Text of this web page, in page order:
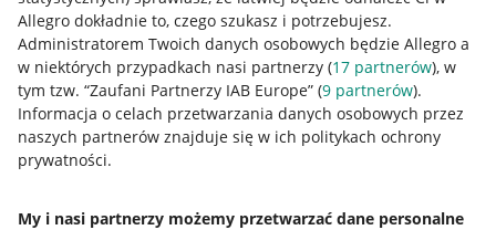
Allegro dokładnie to, czego szukasz i potrzebujesz.
Administratorem Twoich danych osobowych będzie Allegro a
w niektórych przypadkach nasi partnerzy (17 partnerów), w
tym tzw. “Zaufani Partnerzy IAB Europe” (9 partnerów).
Informacja o celach przetwarzania danych osobowych przez
naszych partnerów znajduje się w ich politykach ochrony
prywatności.
My i nasi partnerzy możemy przetwarzać dane personalne
Przydatne informacje
Jak to działa